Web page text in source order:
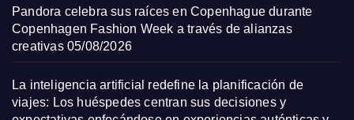
Pandora celebra sus raíces en Copenhague durante
Copenhagen Fashion Week a través de alianzas
creativas 05/08/2026
La inteligencia artificial redefine la planificación de
viajes: Los huéspedes centran sus decisiones y